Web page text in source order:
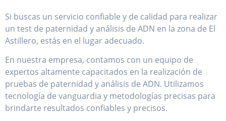
Si buscas un servicio confiable y de calidad para realizar
un test de paternidad y análisis de ADN en la zona de El
Astillero, estás en el lugar adecuado.
En nuestra empresa, contamos con un equipo de
expertos altamente capacitados en la realización de
pruebas de paternidad y análisis de ADN. Utilizamos
tecnología de vanguardia y metodologías precisas para
brindarte resultados confiables y precisos.